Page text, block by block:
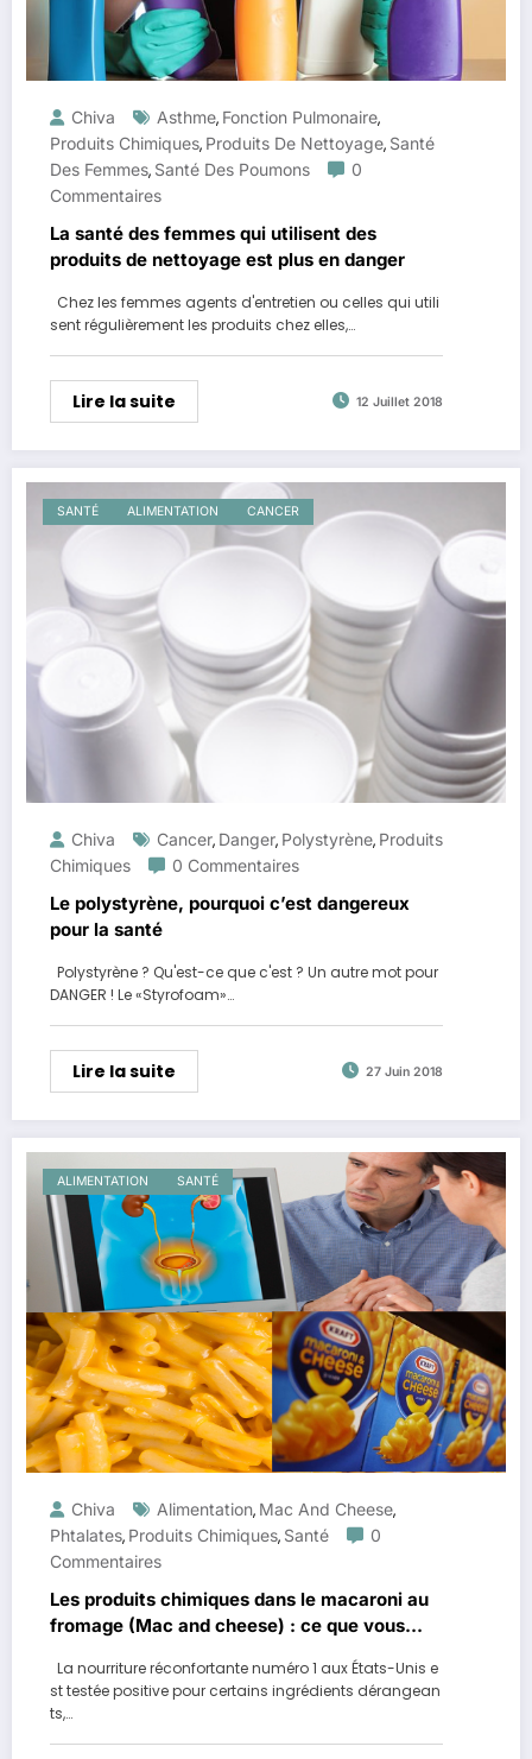
Chiva Asthme, Fonction Pulmonaire,
Produits Chimiques, Produits De Nettoyage, Santé
Des Femmes, Santé Des Poumons
0
Commentaires
La santé des femmes qui utilisent des
produits de nettoyage est plus en danger
Chez les femmes agents d'entretien ou celles qui utili
sent régulièrement les produits chez elles,…
Lire la suite 12 Juillet 2018
SANTÉ ALIMENTATION CANCER
Chiva Cancer, Danger, Polystyrène, Produits
Chimiques
0 Commentaires
Le polystyrène, pourquoi c’est dangereux
pour la santé
Polystyrène ? Qu'est-ce que c'est ? Un autre mot pour
DANGER ! Le «Styrofoam»…
Lire la suite 27 Juin 2018
ALIMENTATION SANTÉ
Chiva Alimentation, Mac And Cheese,
Phtalates, Produits Chimiques, Santé
0
Commentaires
Les produits chimiques dans le macaroni au
fromage (Mac and cheese) : ce que vous
La nourriture réconfortante numéro 1 aux États-Unis e
st testée positive pour certains ingrédients dérangean
ts,…